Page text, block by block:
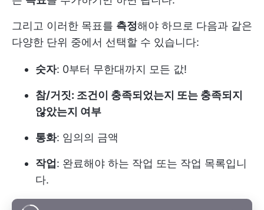
그리고 이러한 목표를 측정해야 하므로 다음과 같은
다양한 단위 중에서 선택할 수 있습니다:
숫자: 0부터 무한대까지 모든 값!
참/거짓: 조건이 충족되었는지 또는 충족되지
않았는지 여부
통화: 임의의 금액
작업 : 완료해야 하는 작업 또는 작업 목록입니
다.